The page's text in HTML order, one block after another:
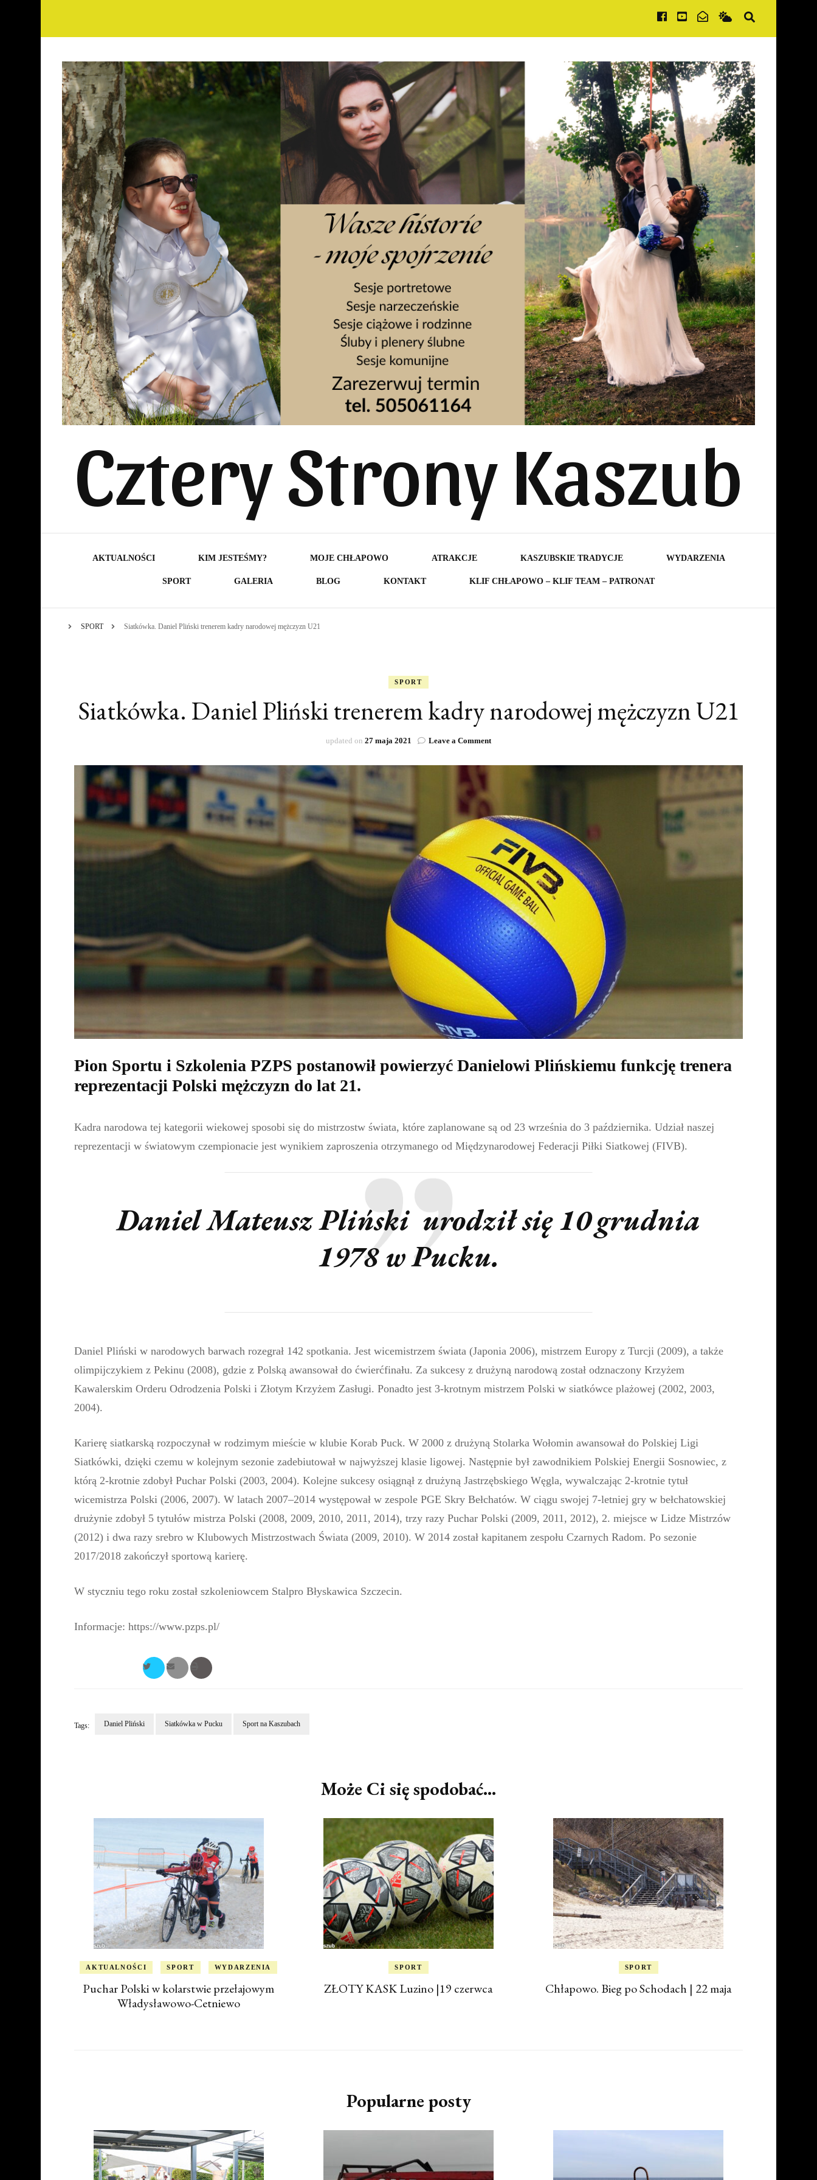
Cztery Strony Kaszub
AKTUALNOŚCI KIM JESTEŚMY? MOJE CHŁAPOWO ATRAKCJE KASZUBSKIE TRADYCJE WYDARZENIA
SPORT GALERIA BLOG KONTAKT KLIF CHŁAPOWO – KLIF TEAM – PATRONAT
SPORT Siatkówka. Daniel Pliński trenerem kadry narodowej mężczyzn U21
SPORT
Siatkówka. Daniel Pliński trenerem kadry narodowej mężczyzn U21
updated on 27 maja 2021 Leave a Commenton
Daniel
kadry
narodowej
mężczyzn
U21
Pion Sportu i Szkolenia PZPS postanowił powierzyć Danielowi Plińskiemu funkcję trenera
reprezentacji Polski mężczyzn do lat 21.
Kadra narodowa tej kategorii wiekowej sposobi się do mistrzostw świata, które zaplanowane są od 23 września do 3 października. Udział naszej
reprezentacji w światowym czempionacie jest wynikiem zaproszenia otrzymanego od Międzynarodowej Federacji Piłki Siatkowej (FIVB).
Daniel Mateusz Pliński urodził się 10 grudnia
1978 w Pucku.
Daniel Pliński w narodowych barwach rozegrał 142 spotkania. Jest wicemistrzem świata (Japonia 2006), mistrzem Europy z Turcji (2009), a także
olimpijczykiem z Pekinu (2008), gdzie z Polską awansował do ćwierćfinału. Za sukcesy z drużyną narodową został odznaczony Krzyżem
Kawalerskim Orderu Odrodzenia Polski i Złotym Krzyżem Zasługi. Ponadto jest 3-krotnym mistrzem Polski w siatkówce plażowej (2002, 2003,
2004).
Karierę siatkarską rozpoczynał w rodzimym mieście w klubie Korab Puck. W 2000 z drużyną Stolarka Wołomin awansował do Polskiej Ligi
Siatkówki, dzięki czemu w kolejnym sezonie zadebiutował w najwyższej klasie ligowej. Następnie był zawodnikiem Polskiej Energii Sosnowiec, z
którą 2-krotnie zdobył Puchar Polski (2003, 2004). Kolejne sukcesy osiągnął z drużyną Jastrzębskiego Węgla, wywalczając 2-krotnie tytuł
wicemistrza Polski (2006, 2007). W latach 2007–2014 występował w zespole PGE Skry Bełchatów. W ciągu swojej 7-letniej gry w bełchatowskiej
drużynie zdobył 5 tytułów mistrza Polski (2008, 2009, 2010, 2011, 2014), trzy razy Puchar Polski (2009, 2011, 2012), 2. miejsce w Lidze Mistrzów
(2012) i dwa razy srebro w Klubowych Mistrzostwach Świata (2009, 2010). W 2014 został kapitanem zespołu Czarnych Radom. Po sezonie
2017/2018 zakończył sportową karierę.
W styczniu tego roku został szkoleniowcem Stalpro Błyskawica Szczecin.
Informacje: https://www.pzps.pl/
Tags: Daniel Pliński Siatkówka w Pucku Sport na Kaszubach
Może Ci się spodobać...
AKTUALNOŚCI SPORT WYDARZENIA
Puchar Polski w kolarstwie przełajowym
Władysławowo-Cetniewo
SPORT
ZŁOTY KASK Luzino |19 czerwca
SPORT
Chłapowo. Bieg po Schodach | 22 maja
Popularne posty